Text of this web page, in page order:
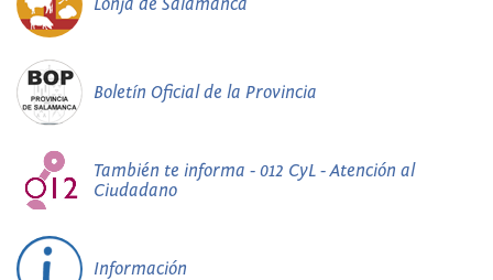
Boletín Oficial de la Provincia
También te informa - 012 CyL - Atención al
Ciudadano
Información